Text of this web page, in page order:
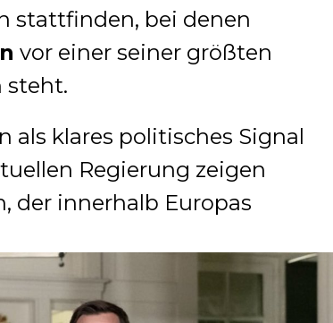
stattfinden, bei denen
vor einer seiner größten
steht.
als klares politisches Signal
Regierung zeigen
der innerhalb Europas